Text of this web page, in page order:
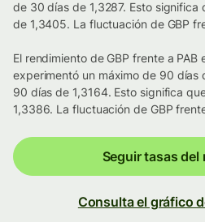
de 30 días de 1,3287. Esto
de 1,3405. La fluctuación de GBP
El rendimiento de GBP frente a PAB
experimentó un máximo de 90 días
90 días de 1,3164. Esto significa
1,3386. La fluctuación de GBP
Seguir tasas del
Consulta el gráfico